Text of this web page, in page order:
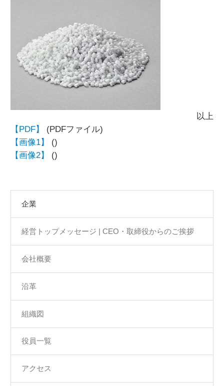
企業
経営トップメッセージ | CEO・取締役からのご挨拶
会社概要
沿革
組織図
役員一覧
アクセス
以上
【PDF】
(PDFファイル)
【画像1】
()
【画像2】
()